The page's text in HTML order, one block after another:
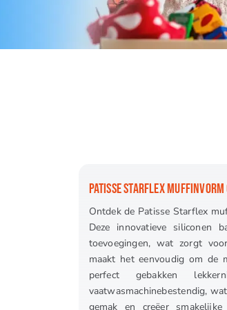
PATISSE STARFLEX
Ontdek de Patisse Starflex
Deze innovatieve siliconen
toevoegingen, wat zorgt
maakt het eenvoudig om de
perfect gebakken
vaatwasmachinebestendig,
gemak en creëer